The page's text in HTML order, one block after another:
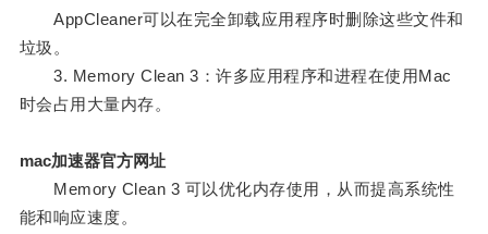
AppCleaner可以在完全卸载应用程序时删除这些文件和
垃圾。
3. Memory Clean 3：许多应用程序和进程在使用Mac
时会占用大量内存。
mac加速器官方网址
Memory Clean 3 可以优化内存使用，从而提高系统性
能和响应速度。